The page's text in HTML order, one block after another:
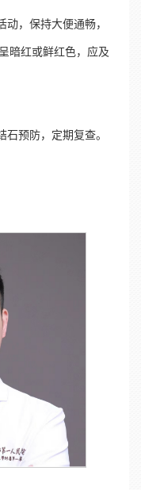
，保持大便通畅，
暗红或鲜红色，应及
预防，定期复查。